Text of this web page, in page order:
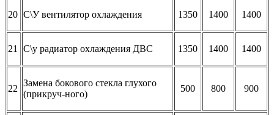
20 С\У вентилятор охлаждения 1350 1400 1400
21 С\у радиатор охлаждения ДВС 1350 1400 1400
22
Замена бокового стекла глухого
(прикруч-ного)
500 800 900